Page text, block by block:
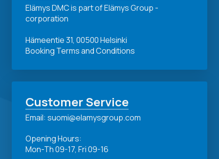
Elämys DMC is part of Elämys Group -
corporation
Hämeentie 31, 00500 Helsinki
Booking Terms and Conditions
Customer Service
Email: suomi@elamysgroup.com
Opening Hours:
Mon-Th 09-17, Fri 09-16